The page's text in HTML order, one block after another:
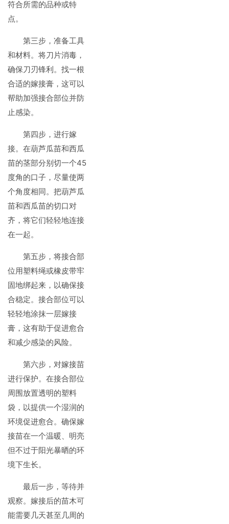
符合所需的品种或特
点。
第三步，准备工具
和材料。将刀片消毒，
确保刀刃锋利。找一根
合适的嫁接膏，这可以
帮助加强接合部位并防
止感染。
第四步，进行嫁
接。在葫芦瓜苗和西瓜
苗的茎部分别切一个45
度角的口子，尽量使两
个角度相同。把葫芦瓜
苗和西瓜苗的切口对
齐，将它们轻轻地连接
在一起。
第五步，将接合部
位用塑料绳或橡皮带牢
固地绑起来，以确保接
合稳定。接合部位可以
轻轻地涂抹一层嫁接
膏，这有助于促进愈合
和减少感染的风险。
第六步，对嫁接苗
进行保护。在接合部位
周围放置透明的塑料
袋，以提供一个湿润的
环境促进愈合。确保嫁
接苗在一个温暖、明亮
但不过于阳光暴晒的环
境下生长。
最后一步，等待并
观察。嫁接后的苗木可
能需要几天甚至几周的